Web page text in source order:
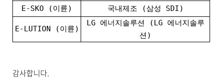
E-SKO (이륜) 국내제조 (삼성 SDI)
E-LUTION (이륜)
LG 에너지솔루션 (LG 에너지솔루
션)
감사합니다.